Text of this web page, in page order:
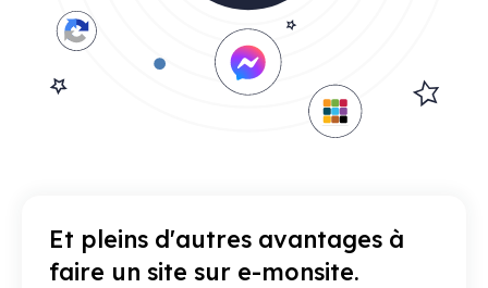
Et pleins d'autres avantages à
faire un site sur e-monsite.